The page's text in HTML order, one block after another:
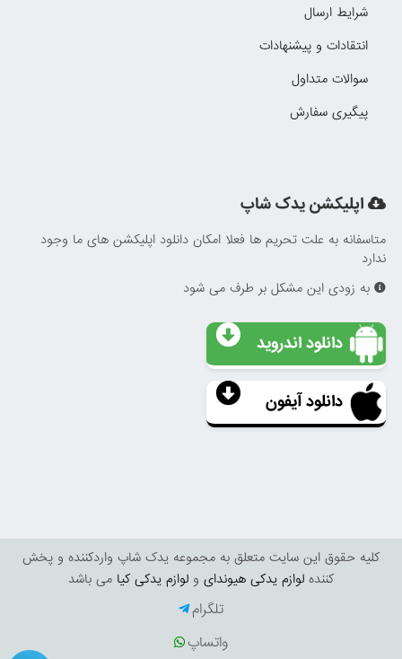
شرایط ارسال
انتقادات و پیشنهادات
سوالات متداول
پیگیری سفارش
اپلیکشن یدک شاپ
متاسفانه به علت تحریم ها فعلا امکان دانلود اپلیکشن های ما وجود
ندارد
به زودی این مشکل بر طرف می شود
دانلود اندروید
دانلود آیفون
کليه حقوق اين سايت متعلق به مجموعه یدک شاپ واردکننده و پخش
کننده لوازم یدکی هیوندای و لوازم یدکی کیا می باشد
تلگرام
واتساپ